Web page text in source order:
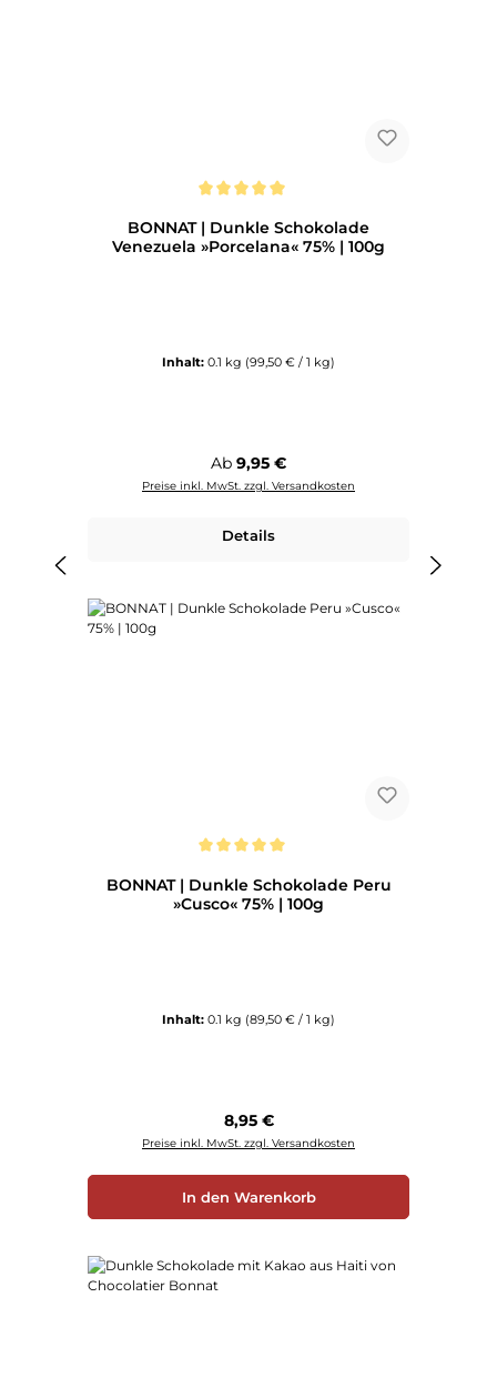
BONNAT | Dunkle Schokolade
Venezuela »Porcelana« 75% | 100g
Inhalt: 0.1 kg (99,50 € / 1 kg)
Regulärer Preis:
Ab 9,95 €
Preise inkl. MwSt. zzgl. Versandkosten
Details
BONNAT | Dunkle Schokolade Peru
»Cusco« 75% | 100g
Inhalt: 0.1 kg (89,50 € / 1 kg)
Regulärer Preis:
8,95 €
Preise inkl. MwSt. zzgl. Versandkosten
In den Warenkorb